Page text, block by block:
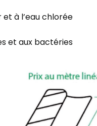
et à l’eau chlorée
et aux bactéries